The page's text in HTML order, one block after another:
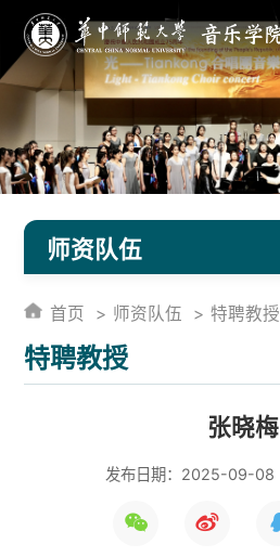
师资队伍
特聘教授
首页 师资队伍 特聘教授
张晓梅
发布日期：2025-09-08